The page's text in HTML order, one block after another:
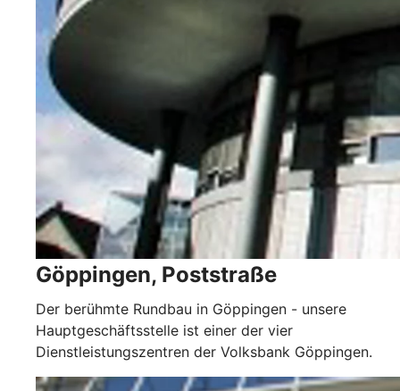
Göppingen, Poststraße
Der berühmte Rundbau in Göppingen - unsere
Hauptgeschäftsstelle ist einer der vier
Dienstleistungszentren der Volksbank Göppingen.